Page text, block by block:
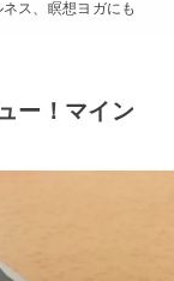
ス、瞑想ヨガにも
ー！マイン